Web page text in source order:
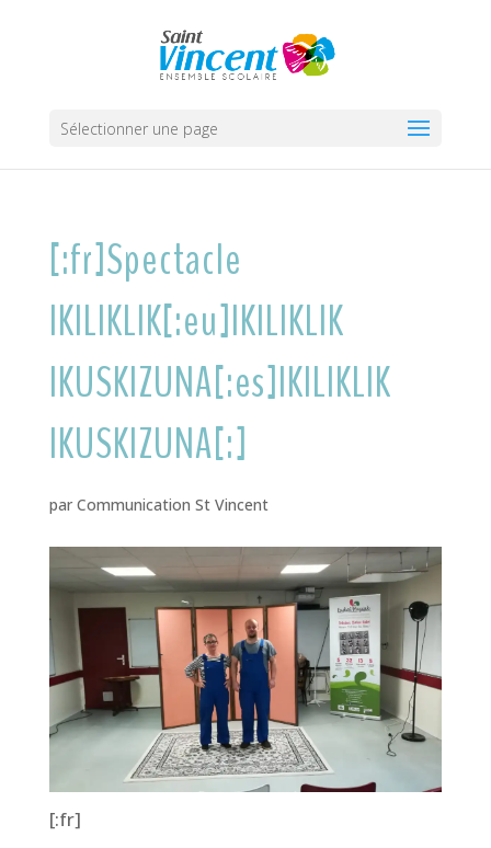
Sélectionner une page
[:fr]Spectacle
IKILIKLIK[:eu]IKILIKLIK
IKUSKIZUNA[:es]IKILIKLIK
IKUSKIZUNA[:]
par Communication St Vincent
[:fr]